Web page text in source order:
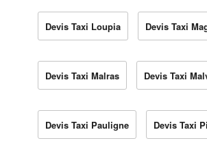
Devis Taxi Loupia Devis Taxi
Devis Taxi Malras Devis Taxi
Devis Taxi Pauligne Devis Taxi